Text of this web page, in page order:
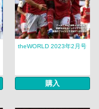
theWORLD 2023年2月号
購入